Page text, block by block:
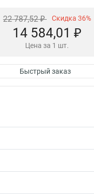
22 787,52 ₽ Скидка 36%
14 584,01 ₽
Цена за 1 шт.
Быстрый заказ